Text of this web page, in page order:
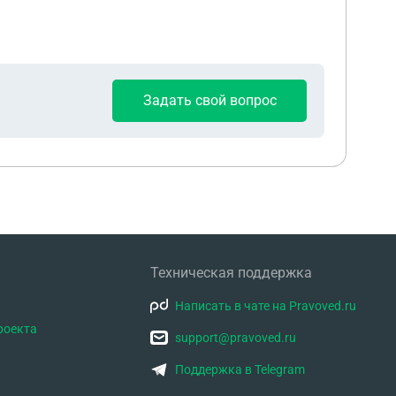
не возникнет. Я то конечно, думаю, что
Задать свой вопрос
Техническая поддержка
Написать в чате на Pravoved.ru
support@pravoved.ru
Поддержка в Telegram